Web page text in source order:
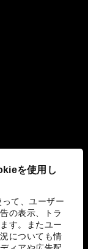
を使用し
て、ユーザー
の表示、トラ
す。またユー
についても情